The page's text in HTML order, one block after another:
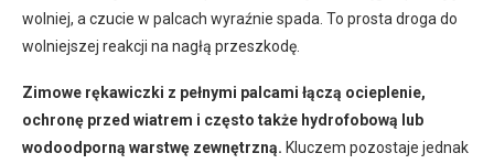
wolniej, a czucie w palcach wyraźnie spada. To prosta droga do
wolniejszej reakcji na nagłą przeszkodę.
Zimowe rękawiczki z pełnymi palcami łączą ocieplenie,
ochronę przed wiatrem i często także hydrofobową lub
wodoodporną warstwę zewnętrzną. Kluczem pozostaje jednak